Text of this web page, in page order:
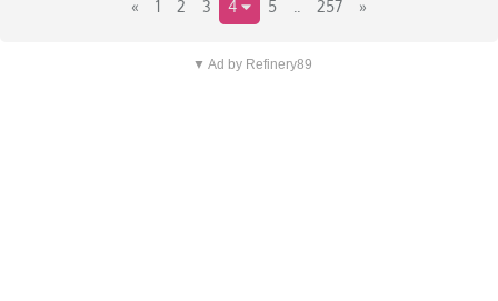
« 1 2 3 4 5 257 »
▼ Ad by Refinery89